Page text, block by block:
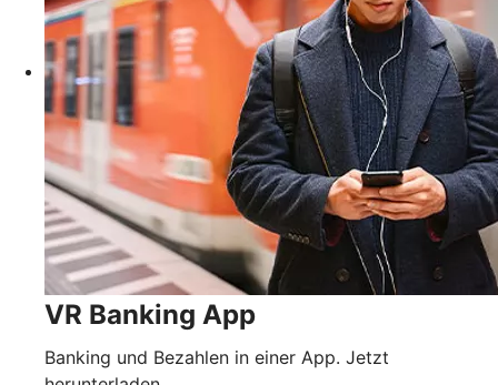
VR Banking App
Banking und Bezahlen in einer App. Jetzt